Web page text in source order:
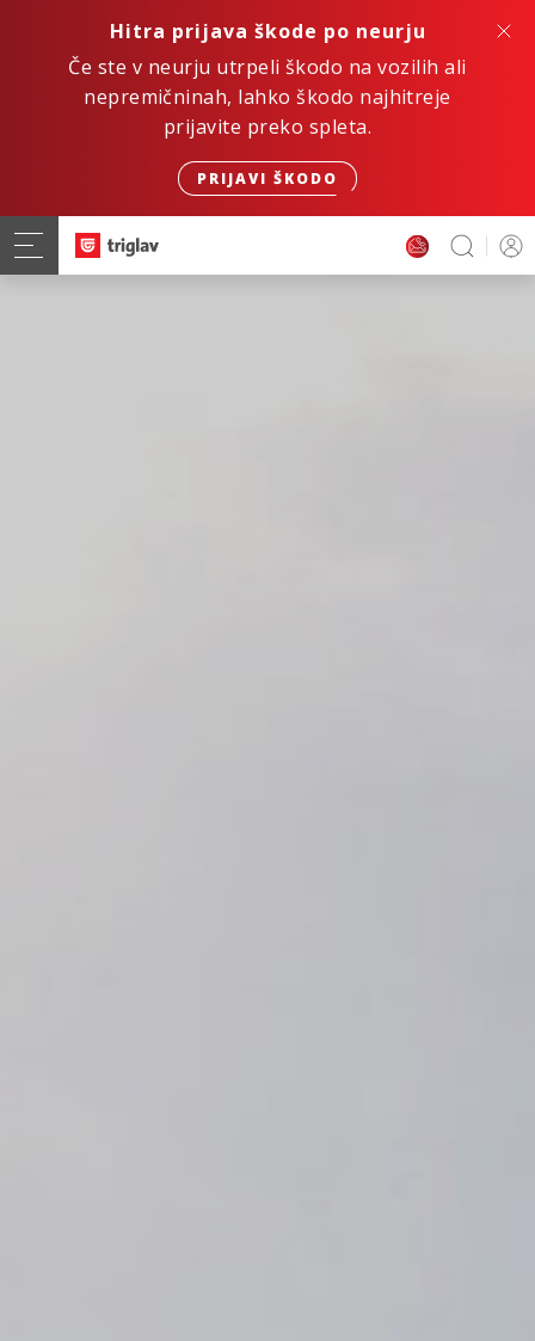
Hitra prijava škode po neurju
Če ste v neurju utrpeli škodo na vozilih ali
nepremičninah, lahko škodo najhitreje
prijavite preko spleta.
PRIJAVI ŠKODO